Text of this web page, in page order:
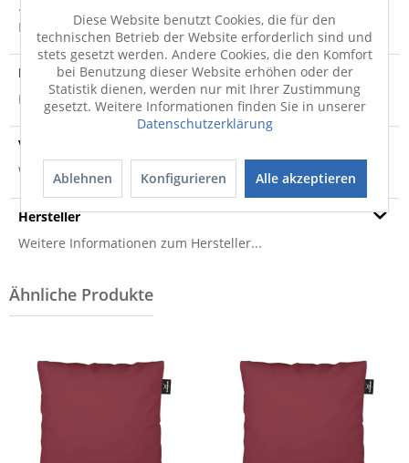
· mit Fähnchen · 95% Baumwolle, 5% Elasthan · 170g/m²
Material: 95% Baumwolle, 5% Elasthanmehr
Produktsicherheit
Produktsicherheit
Versandinfo
Weitere Informationen zum Versand...
Hersteller
Weitere Informationen zum Hersteller...
Diese Website benutzt Cookies, die für den
technischen Betrieb der Website erforderlich sind und
stets gesetzt werden. Andere Cookies, die den Komfort
bei Benutzung dieser Website erhöhen oder der
Statistik dienen, werden nur mit Ihrer Zustimmung
gesetzt. Weitere Informationen finden Sie in unserer
Datenschutzerklärung
Ablehnen Konfigurieren Alle akzeptieren